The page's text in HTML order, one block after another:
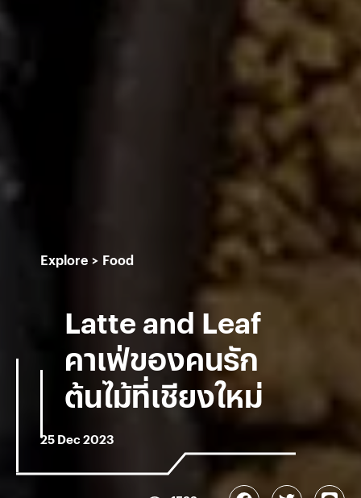
Explore Food
Latte and Leaf
คาเฟ่ของคนรัก
ต้นไม้ที่เชียงใหม่
25 Dec 2023